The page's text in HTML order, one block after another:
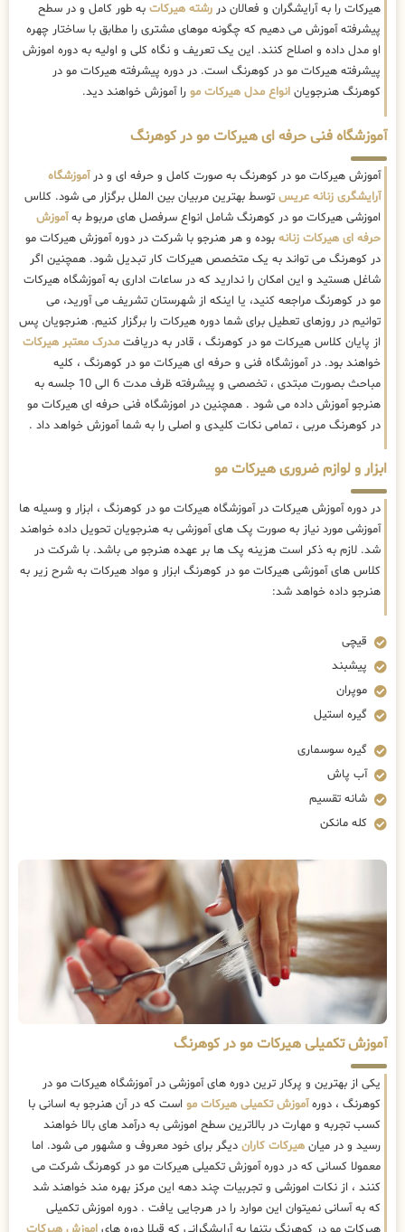
هیرکات را به آرایشگران و فعالان در رشته هیرکات به طور کامل و در سطح
پیشرفته آموزش می دهیم که چگونه موهای مشتری را مطابق با ساختار چهره
او مدل داده و اصلاح کنند. این یک تعریف و نگاه کلی و اولیه به دوره اموزش
پیشرفته هیرکات مو در کوهرنگ است. در دوره پیشرفته هیرکات مو در
کوهرنگ هنرجویان انواع مدل هیرکات مو را آموزش خواهند دید.
آموزشگاه فنی حرفه ای هیرکات مو در کوهرنگ
آموزش هیرکات مو در کوهرنگ به صورت کامل و حرفه ای و درآموزشگاه
آرایشگری زنانه عریس توسط بهترین مربیان بین الملل برگزار می شود. کلاس
اموزشی هیرکات مو در کوهرنگ شامل انواع سرفصل های مربوط بهآموزش
حرفه ای هیرکات زنانه بوده و هر هنرجو با شرکت در دوره آموزش هیرکات مو
در کوهرنگ می تواند به یک متخصص هیرکات کار تبدیل شود. همچنین اگر
شاغل هستید و این امکان را ندارید که در ساعات اداری به آموزشگاه هیرکات
مو در کوهرنگ مراجعه کنید، یا اینکه از شهرستان تشریف می آورید، می
توانیم در روزهای تعطیل برای شما دوره هیرکات را برگزار کنیم. هنرجویان پس
از پایان کلاس هیرکات مو در کوهرنگ ، قادر به دریافت مدرک معتبر هیرکات
خواهند بود. در آموزشگاه فنی و حرفه ای هیرکات مو در کوهرنگ ، کلیه
مباحث بصورت مبتدی ، تخصصی و پیشرفته ظرف مدت 6 الی 10 جلسه به
هنرجو آموزش داده می شود . همچنین در اموزشگاه فنی حرفه ای هیرکات مو
در کوهرنگ مربی ، تمامی نکات کلیدی و اصلی را به شما آموزش خواهد داد .
ابزار و لوازم ضروری هیرکات مو
در دوره آموزش هیرکات در آموزشگاه هیرکات مو در کوهرنگ ، ابزار و وسیله ها
آموزشی مورد نیاز به صورت پک های آموزشی به هنرجویان تحویل داده خواهند
شد. لازم به ذکر است هزینه پک ها بر عهده هنرجو می باشد. با شرکت در
کلاس های آموزشی هیرکات مو در کوهرنگ ابزار و مواد هیرکات به شرح زیر به
هنرجو داده خواهد شد:
قیچی
پیشبند
موپران
گیره استیل
گیره سوسماری
آب پاش
شانه تقسیم
کله مانکن
آموزش تکمیلی هیرکات مو در کوهرنگ
یکی از بهترین و پرکار ترین دوره های آموزشی در آموزشگاه هیرکات مو در
کوهرنگ ، دورهآموزش تکمیلی هیرکات مو است که در آن هنرجو به اسانی با
کسب تجربه و مهارت در بالاترین سطح اموزشی به درآمد های بالا خواهند
رسید و در میان هیرکات کاران دیگر برای خود معروف و مشهور می شود. اما
معمولا کسانی که در دوره آموزش تکمیلی هیرکات مو در کوهرنگ شرکت می
کنند ، از نکات اموزشی و تجربیات چند دهه این مرکز بهره مند خواهند شد
که به آسانی نمیتوان این موارد را در هرجایی یافت . دوره اموزش تکمیلی